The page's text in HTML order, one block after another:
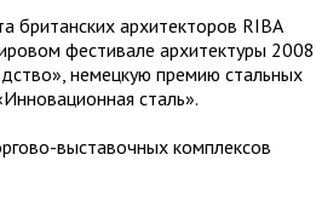
британских архитекторов RIBA
фестивале архитектуры 2008
немецкую премию стальных
сталь».
выставочных комплексов